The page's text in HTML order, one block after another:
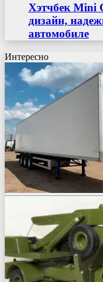
Хэтчбек Mini
дизайн,
автомобиле
Интересно